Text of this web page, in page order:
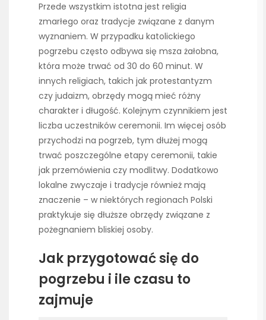
Przede wszystkim istotna jest religia
zmarłego oraz tradycje związane z danym
wyznaniem. W przypadku katolickiego
pogrzebu często odbywa się msza żałobna,
która może trwać od 30 do 60 minut. W
innych religiach, takich jak protestantyzm
czy judaizm, obrzędy mogą mieć różny
charakter i długość. Kolejnym czynnikiem jest
liczba uczestników ceremonii. Im więcej osób
przychodzi na pogrzeb, tym dłużej mogą
trwać poszczególne etapy ceremonii, takie
jak przemówienia czy modlitwy. Dodatkowo
lokalne zwyczaje i tradycje również mają
znaczenie – w niektórych regionach Polski
praktykuje się dłuższe obrzędy związane z
pożegnaniem bliskiej osoby.
Jak przygotować się do
pogrzebu i ile czasu to
zajmuje